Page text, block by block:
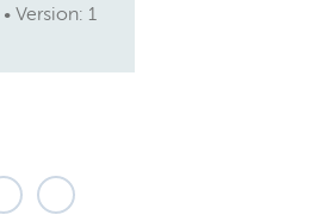
Version: 1